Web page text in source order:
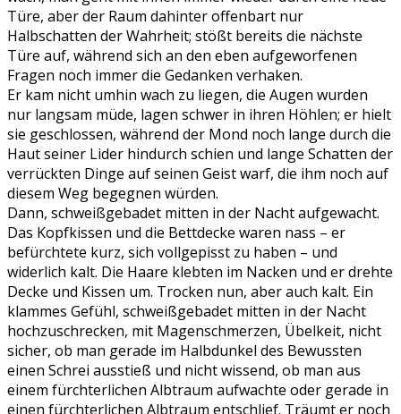
Türe, aber der Raum dahinter offenbart nur
Halbschatten der Wahrheit; stößt bereits die nächste
Türe auf, während sich an den eben aufgeworfenen
Fragen noch immer die Gedanken verhaken.
Er kam nicht umhin wach zu liegen, die Augen wurden
nur langsam müde, lagen schwer in ihren Höhlen; er hielt
sie geschlossen, während der Mond noch lange durch die
Haut seiner Lider hindurch schien und lange Schatten der
verrückten Dinge auf seinen Geist warf, die ihm noch auf
diesem Weg begegnen würden.
Dann, schweißgebadet mitten in der Nacht aufgewacht.
Das Kopfkissen und die Bettdecke waren nass – er
befürchtete kurz, sich vollgepisst zu haben – und
widerlich kalt. Die Haare klebten im Nacken und er drehte
Decke und Kissen um. Trocken nun, aber auch kalt. Ein
klammes Gefühl, schweißgebadet mitten in der Nacht
hochzuschrecken, mit Magenschmerzen, Übelkeit, nicht
sicher, ob man gerade im Halbdunkel des Bewussten
einen Schrei ausstieß und nicht wissend, ob man aus
einem fürchterlichen Albtraum aufwachte oder gerade in
einen fürchterlichen Albtraum entschlief. Träumt er noch